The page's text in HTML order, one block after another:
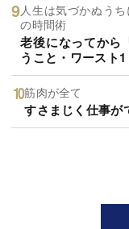
人生は気づかぬう
の時間術
老後になってから
うこと・ワースト1
筋肉が全て
すさまじく仕事が